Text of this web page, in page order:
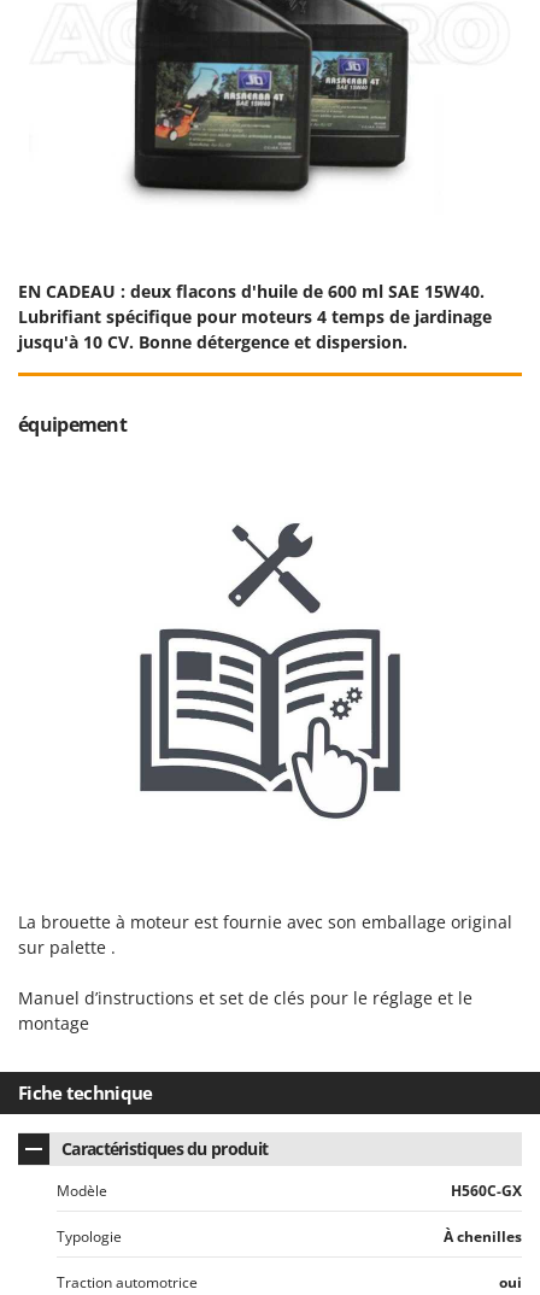
EN CADEAU : deux flacons d'huile de 600 ml SAE 15W40.
Lubrifiant spécifique pour moteurs 4 temps de jardinage
jusqu'à 10 CV. Bonne détergence et dispersion.
équipement
La brouette à moteur est fournie avec son emballage original
sur palette .
Manuel d’instructions et set de clés pour le réglage et le
montage
Fiche technique
Caractéristiques du produit
Modèle H560C-GX
Typologie À chenilles
Traction automotrice oui